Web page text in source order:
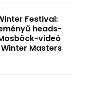
Festival:
heads-
videó
Masters